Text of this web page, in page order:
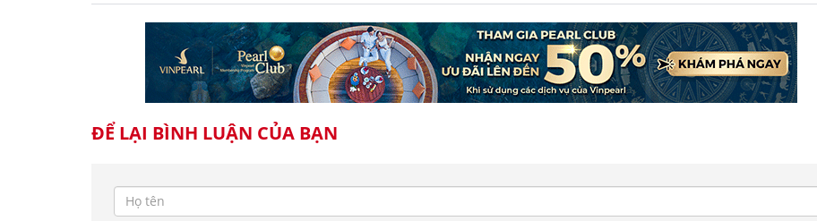
ĐỂ LẠI BÌNH LUẬN CỦA BẠN